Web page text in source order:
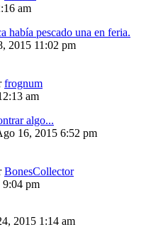
am
había pescado una en feria.
2015 11:02 pm
frognum
am
algo...
16, 2015 6:52 pm
BonesCollector
pm
2015 1:14 am